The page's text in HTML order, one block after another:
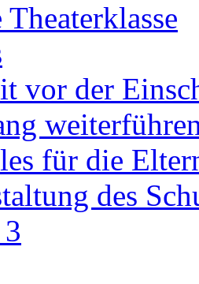
Theaterklasse
vor der
für die
des